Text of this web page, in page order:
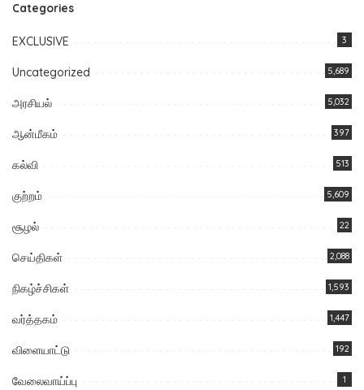
Categories
EXCLUSIVE 3
Uncategorized 5,689
அரசியல் 5,032
ஆன்மீகம் 397
கல்வி 513
குற்றம் 5,609
சூழல் 22
செய்திகள் 2,088
நிகழ்ச்சிகள் 1,593
வர்த்தகம் 1,447
விளையாட்டு 192
வேலைவாய்ப்பு 1